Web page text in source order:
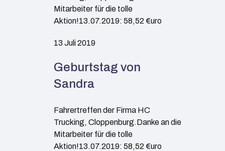
Mitarbeiter für die tolle
Aktion!13.07.2019: 58,52 €uro
13 Juli 2019
Geburtstag von
Sandra
Fahrertreffen der Firma HC
Trucking, Cloppenburg.Danke an die
Mitarbeiter für die tolle
Aktion!13.07.2019: 58,52 €uro